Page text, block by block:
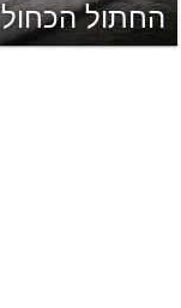
החתול הכחול